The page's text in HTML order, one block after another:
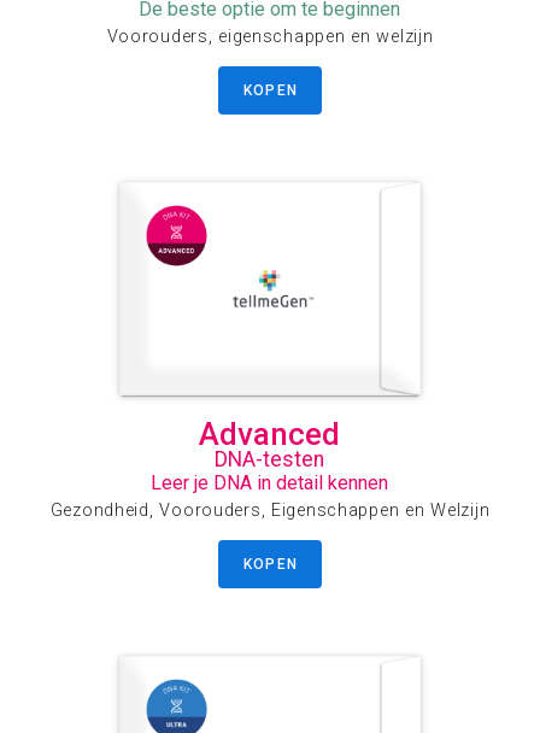
De beste optie om te beginnen
Voorouders, eigenschappen en welzijn
KOPEN
Advanced
DNA-testen
Leer je DNA in detail kennen
Gezondheid, Voorouders, Eigenschappen en Welzijn
KOPEN